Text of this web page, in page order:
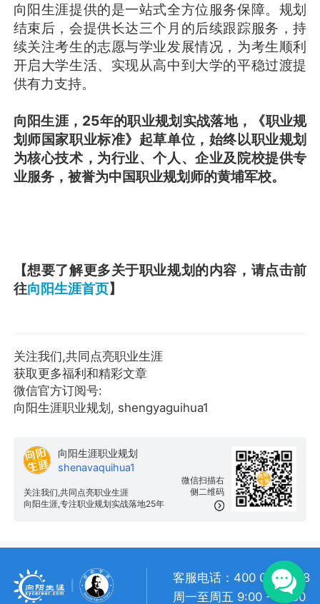
向阳生涯提供的是一站式全方位服务保障。规划
结束后，会提供长达三个月的后续跟踪服务，持
续关注考生的志愿与学业发展情况，为考生顺利
开启大学生活、实现从高中到大学的平稳过渡提
供有力支持。
向阳生涯，25年的职业规划实战落地，《职业规
划师国家职业标准》起草单位，始终以职业规划
为核心技术，为行业、个人、企业及院校提供专
业服务，被誉为中国职业规划师的黄埔军校。
【想要了解更多关于职业规划的内容，请点击前
往向阳生涯首页】
关注我们,共同点亮职业生涯
获取更多福利和精彩文章
微信官方订阅号:
向阳生涯职业规划, shengyaguihua1
微信扫描右
侧二维码
向阳生涯职业规划
shenavaquihua1
关注我们,共同点亮职业生涯
向阳生涯,专注职业规划实战落地25年
客服电话：400 057 1108
周一至周五 9:00 - 18:00